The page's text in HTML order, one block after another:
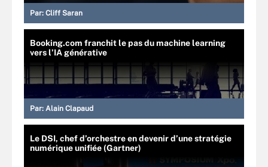
Par: Cliff Saran
Booking.com franchit le pas du machine learning
vers l’IA générative
Par: Alain Clapaud
Le DSI, chef d’orchestre en devenir d’une stratégie
numérique unifiée (Gartner)